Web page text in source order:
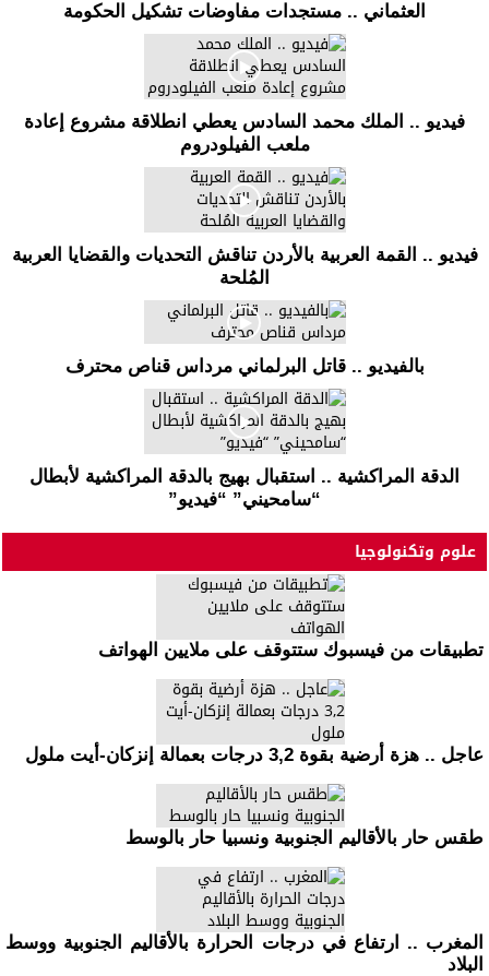
العثماني .. مستجدات مفاوضات تشكيل الحكومة
فيديو .. الملك محمد السادس يعطي انطلاقة مشروع إعادة
ملعب الفيلودروم
فيديو .. القمة العربية بالأردن تناقش التحديات والقضايا العربية
المُلحة
بالفيديو .. قاتل البرلماني مرداس قناص محترف
الدقة المراكشية .. استقبال بهيج بالدقة المراكشية لأبطال
“سامحيني” “فيديو”
علوم وتكنولوجيا
تطبيقات من فيسبوك ستتوقف على ملايين الهواتف
عاجل .. هزة أرضية بقوة 3,2 درجات بعمالة إنزكان-أيت ملول
طقس حار بالأقاليم الجنوبية ونسبيا حار بالوسط
المغرب .. ارتفاع في درجات الحرارة بالأقاليم الجنوبية ووسط
البلاد